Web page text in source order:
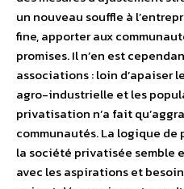
un nouveau souffle à
fine, apporter aux
promises. Il n’en est
associations : loin d’apaiser
agro-industrielle et les
privatisation n’a fait
communautés. La logique
la société privatisée semble
avec les aspirations et